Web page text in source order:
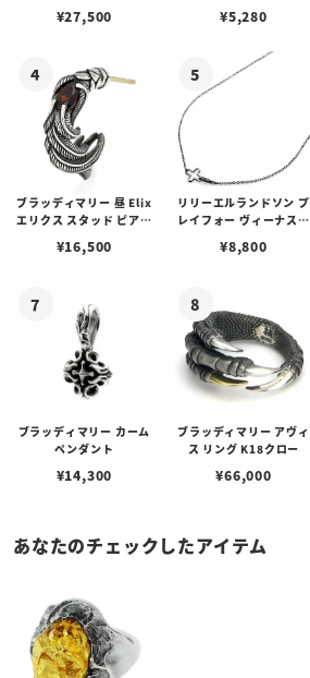
¥27,500 ¥5,280
ブラッディマリー 昼 Elix
エリクス スタッド ピアス
¥16,500
リリーエルランドソン プ
レイフォー ヴィーナスチ
¥8,800
ブラッディマリー カーム
ペンダント
¥14,300
ブラッディマリー アヴィ
ス リング K18クロー
¥66,000
あなたのチェックしたアイテム